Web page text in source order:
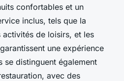
confortables et un
inclus, tels que la
de loisirs, et les
une expérience
se distinguent également
avec des